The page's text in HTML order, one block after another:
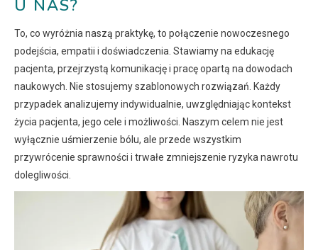
U NAS?
To, co wyróżnia naszą praktykę, to połączenie nowoczesnego
podejścia, empatii i doświadczenia. Stawiamy na edukację
pacjenta, przejrzystą komunikację i pracę opartą na dowodach
naukowych. Nie stosujemy szablonowych rozwiązań. Każdy
przypadek analizujemy indywidualnie, uwzględniając kontekst
życia pacjenta, jego cele i możliwości. Naszym celem nie jest
wyłącznie uśmierzenie bólu, ale przede wszystkim
przywrócenie sprawności i trwałe zmniejszenie ryzyka nawrotu
dolegliwości.